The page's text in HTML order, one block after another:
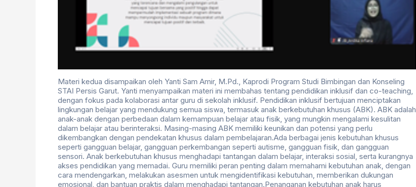
Materi kedua disampaikan oleh Yanti Sam Amir, M.Pd., Kaprodi Program Studi Bimbingan dan Konseling
STAI Persis Garut. Yanti menyampaikan materi ini membahas tentang pendidikan inklusif dan co-teaching,
dengan fokus pada kolaborasi antar guru di sekolah inklusif. Pendidikan inklusif bertujuan menciptakan
lingkungan belajar yang mendukung semua siswa, termasuk anak berkebutuhan khusus (ABK). ABK adalah
anak-anak dengan perbedaan dalam kemampuan belajar atau fisik, yang mungkin mengalami kesulitan
dalam belajar atau berinteraksi. Masing-masing ABK memiliki keunikan dan potensi yang perlu
dikembangkan dengan pendekatan khusus dalam pembelajaran.Ada berbagai jenis kebutuhan khusus
seperti gangguan belajar, gangguan perkembangan seperti autisme, gangguan fisik, dan gangguan
sensori. Anak berkebutuhan khusus menghadapi tantangan dalam belajar, interaksi sosial, serta kurangnya
akses pendidikan yang memadai. Guru memiliki peran penting dalam memahami kebutuhan anak, dengan
cara mendengarkan, melakukan asesmen untuk mengidentifikasi kebutuhan, memberikan dukungan
emosional, dan bantuan praktis dalam menghadapi tantangan.Penanganan kebutuhan anak harus